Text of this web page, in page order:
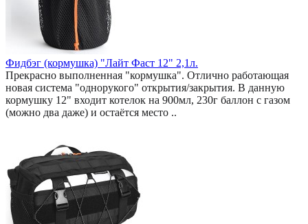
Фидбэг (кормушка) "Лайт Фаст 12" 2,1л.
Прекрасно выполненная "кормушка". Отлично работающая
новая система "однорукого" открытия/закрытия. В данную
кормушку 12" входит котелок на 900мл, 230г баллон с газом
(можно два даже) и остаётся место ..